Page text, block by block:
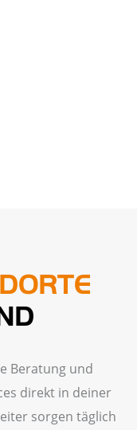
Beratung und
direkt in deiner
sorgen täglich